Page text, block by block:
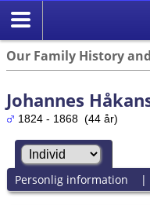
Our Family History
Johannes
1824 - 1868 (44 år)
Personlig information